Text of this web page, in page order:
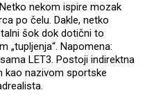
nekom ispire mozak
po čelu. Dakle, netko
šok dok dotični to
„tupljenja“. Napomena:
LET3. Postoji indirektna
kao nazivom sportske